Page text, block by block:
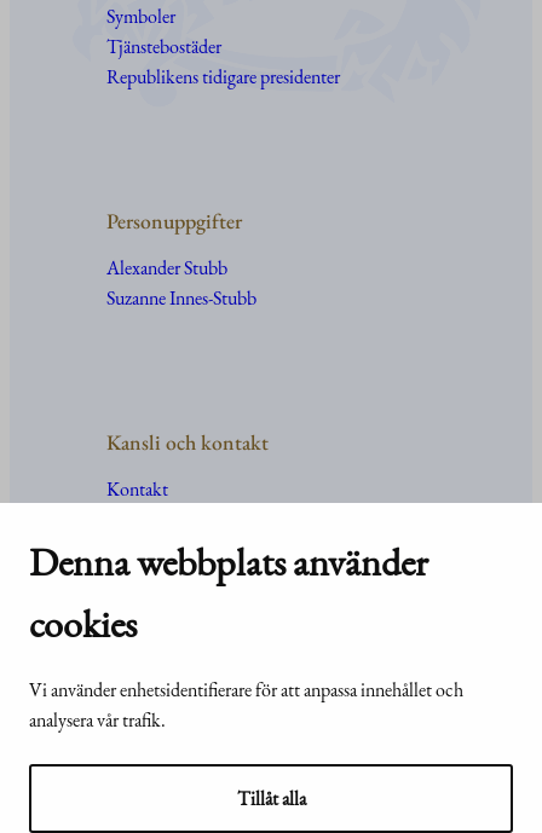
Denna webbplats använder
cookies
Vi använder enhetsidentifierare för att anpassa innehållet och
analysera vår trafik.
Tillåt alla
Symboler
Tjänstebostäder
Republikens tidigare presidenter
Personuppgifter
Alexander Stubb
Suzanne Innes-Stubb
Kansli och kontakt
Kontakt
För media
Vanliga frågor och svar
© Republikens
presidents kansli
2024